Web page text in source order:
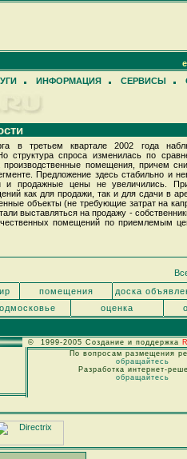
ИНФОРМАЦИЯ СЕРВИСЫ
в третьем квартале 2002 года
структура спроса изменилась по
помещения, причем
Предложение здесь стабильно и
и продажные цены не увеличились.
как для продажи, так и для сдачи в
объекты (не требующие затрат на
выставляться на продажу -
помещений по приемлемым
помещения доска
оценка
© 1999-2005 Создание и поддержка
По вопросам размещения
обращайтесь
Разработка интернет-
обращайтесь